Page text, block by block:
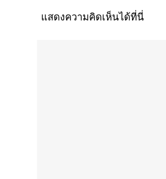
แสดงความคิดเห็นได้ที่นี่